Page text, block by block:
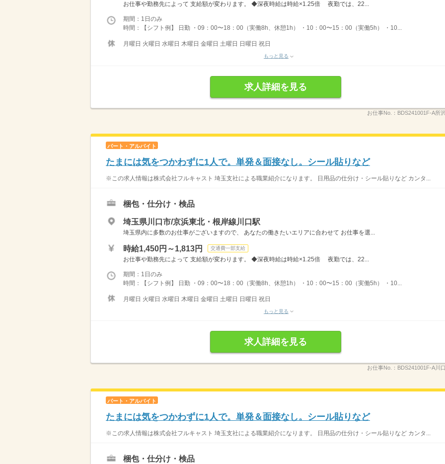
お仕事や勤務先によって 支給額が変わります。 ◆深夜時給は時給×1.25倍 夜勤では、22...
期間：1日のみ
時間：【シフト例】 日勤 ・09：00〜18：00（実働8h、休憩1h） ・10：00〜15：00（実働5h） ・10...
月曜日 火曜日 水曜日 木曜日 金曜日 土曜日 日曜日 祝日
もっと見る
求人詳細を見る
お仕事No.： BDS241001F-A所
パート・アルバイト
たまには気をつかわずに1人で。単発＆面接なし。シール貼りなど
※この求人情報は株式会社フルキャスト 埼玉支社による職業紹介になります。 日用品の仕分け・シール貼りなど カンタ...
梱包・仕分け・検品
埼玉県川口市/京浜東北・根岸線川口駅
埼玉県内に多数のお仕事がございますので、 あなたの働きたいエリアに合わせて お仕事を選...
時給1,450円～1,813円 交通費一部支給
お仕事や勤務先によって 支給額が変わります。 ◆深夜時給は時給×1.25倍 夜勤では、22...
期間：1日のみ
時間：【シフト例】 日勤 ・09：00〜18：00（実働8h、休憩1h） ・10：00〜15：00（実働5h） ・10...
月曜日 火曜日 水曜日 木曜日 金曜日 土曜日 日曜日 祝日
もっと見る
求人詳細を見る
お仕事No.： BDS241001F-A川
パート・アルバイト
たまには気をつかわずに1人で。単発＆面接なし。シール貼りなど
※この求人情報は株式会社フルキャスト 埼玉支社による職業紹介になります。 日用品の仕分け・シール貼りなど カンタ...
梱包・仕分け・検品